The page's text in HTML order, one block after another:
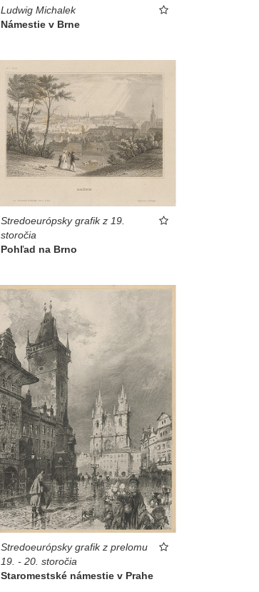
Ludwig Michalek
Námestie v Brne
Stredoeurópsky grafik z 19.
storočia
Pohľad na Brno
Stredoeurópsky grafik z prelomu
19. - 20. storočia
Staromestské námestie v Prahe